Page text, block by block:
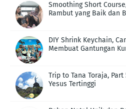
Smoothing Short
Rambut yang Baik dan
DIY Shrink Keychain,
Membuat Gantungan
Trip to Tana Toraja,
Yesus Tertinggi